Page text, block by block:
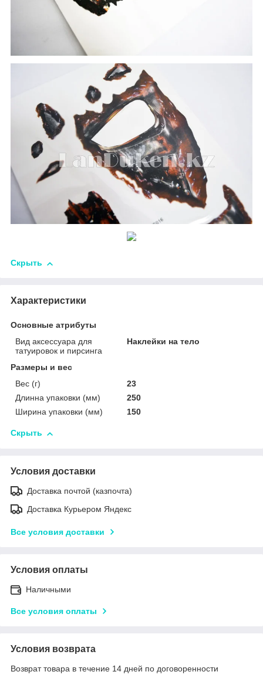
Скрыть
Характеристики
Основные атрибуты
Вид аксессуара для
татуировок и пирсинга
Наклейки на тело
Размеры и вес
Вес (г)
23
Длинна упаковки (мм)
250
Ширина упаковки (мм)
150
Скрыть
Условия доставки
Доставка почтой (казпочта)
Доставка Курьером Яндекс
Все условия доставки
Условия оплаты
Наличными
Все условия оплаты
Условия возврата
Возврат товара в течение 14 дней по договоренности